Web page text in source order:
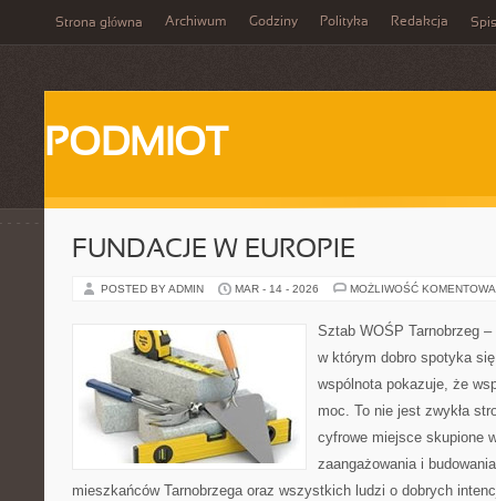
Strona główna Archiwum Godziny Polityka Redakcja
PODMIOT
FUNDACJE W EUROPIE
POSTED BY ADMIN MAR - 14 - 2026 MOŻLIWOŚĆ
Sztab WOŚP Tarnobrzeg
w którym dobro spotyka
wspólnota pokazuje, że
moc. To nie jest zwykła
cyfrowe miejsce skupione
zaangażowania i
mieszkańców Tarnobrzega oraz wszystkich ludzi o dobrych